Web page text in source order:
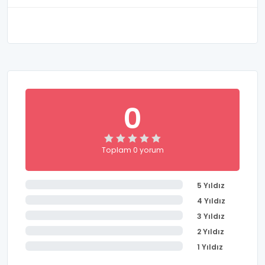
bakış açıları kazandırarak onları üretmeye yönelten
0
Toplam 0 yorum
5 Yıldız
4 Yıldız
3 Yıldız
2 Yıldız
1 Yıldız